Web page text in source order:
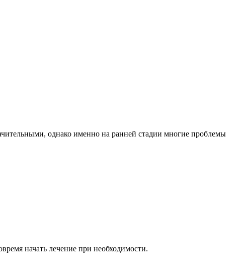
однако именно на ранней стадии многие проблемы
начать лечение при необходимости.